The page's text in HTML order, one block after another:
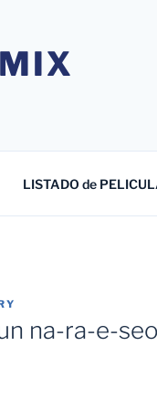
LISTADO de
na-ra-e-